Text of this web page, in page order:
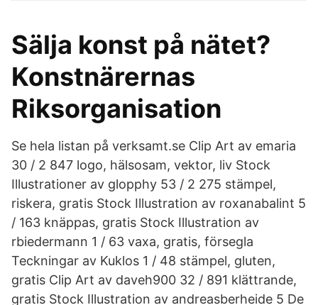
Sälja konst på nätet?
Konstnärernas
Riksorganisation
Se hela listan på verksamt.se Clip Art av emaria
30 / 2 847 logo, hälsosam, vektor, liv Stock
Illustrationer av glopphy 53 / 2 275 stämpel,
riskera, gratis Stock Illustration av roxanabalint 5
/ 163 knäppas, gratis Stock Illustration av
rbiedermann 1 / 63 vaxa, gratis, försegla
Teckningar av Kuklos 1 / 48 stämpel, gluten,
gratis Clip Art av daveh900 32 / 891 klättrande,
gratis Stock Illustration av andreasberheide 5 De